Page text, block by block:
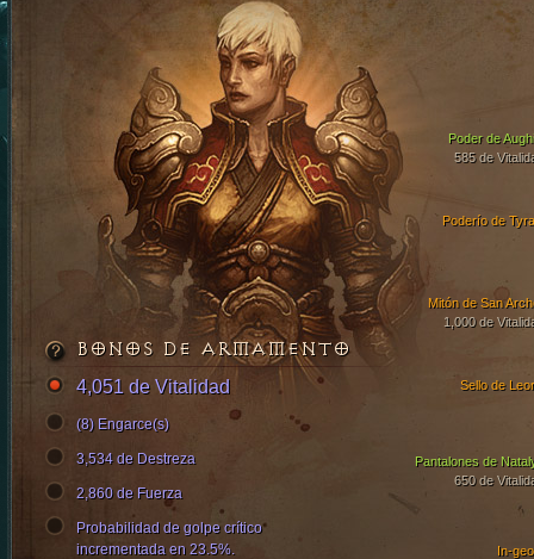
Poderío de
Mitón de San
1,000 de
Poder de
585 de
Pantalones de
650 de
In-
Sello de
BONOS DE ARMAMENTO
4,051 de Vitalidad
(8) Engarce(s)
3,534 de Destreza
2,860 de Fuerza
Probabilidad de golpe crítico
incrementada en 23.5%.